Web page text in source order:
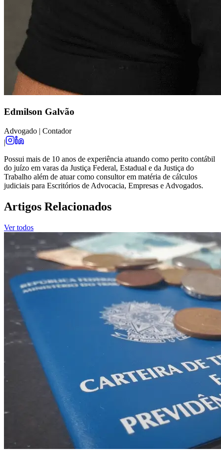
Edmilson Galvão
Advogado | Contador
|
Possui mais de 10 anos de experiência atuando como perito contábil
do juízo em varas da Justiça Federal, Estadual e da Justiça do
Trabalho além de atuar como consultor em matéria de cálculos
judiciais para Escritórios de Advocacia, Empresas e Advogados.
Artigos Relacionados
Ver todos